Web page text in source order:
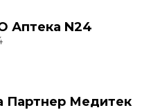
Аптека N24
Партнер Медитек